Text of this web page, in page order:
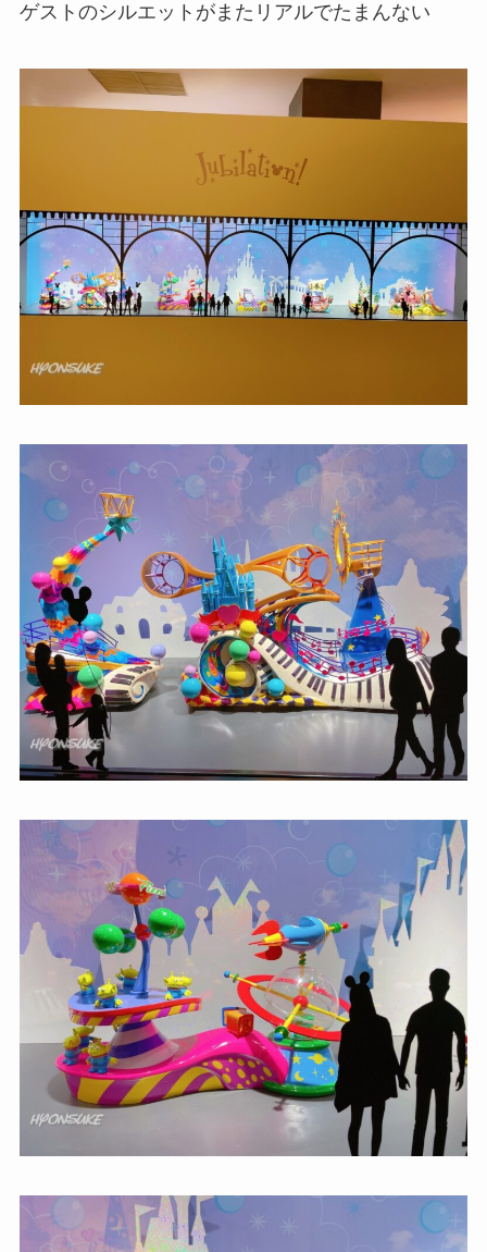
ゲストのシルエットがまたリアルでたまんない